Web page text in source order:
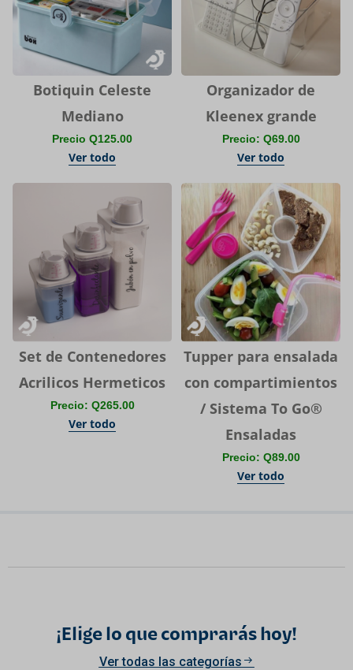
Botiquin Celeste
Mediano
Precio Q125.00
Ver todo
Organizador de
Kleenex grande
Precio: Q69.00
Ver todo
Set de Contenedores
Acrilicos Hermeticos
Precio: Q265.00
Ver todo
Tupper para ensalada
con compartimientos
/ Sistema To Go®
Ensaladas
Precio: Q89.00
Ver todo
¡Elige lo que comprarás hoy!
Ver todas las categorías